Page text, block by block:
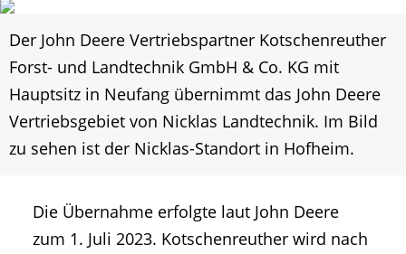
Der John Deere Vertriebspartner Kotschenreuther
Forst- und Landtechnik GmbH & Co. KG mit
Hauptsitz in Neufang übernimmt das John Deere
Vertriebsgebiet von Nicklas Landtechnik. Im Bild
zu sehen ist der Nicklas-Standort in Hofheim.
Die Übernahme erfolgte laut John Deere
zum 1. Juli 2023. Kotschenreuther wird nach